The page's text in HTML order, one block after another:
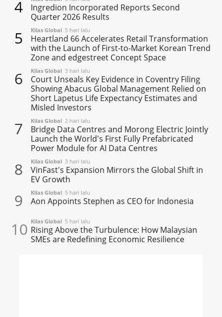
4
Ingredion Incorporated Reports Second
Quarter 2026 Results
5 Kilas Global 5 hari lalu
Heartland 66 Accelerates Retail Transformation
with the Launch of First-to-Market Korean Trend
Zone and edgestreet Concept Space
6 Kilas Global 3 hari lalu
Court Unseals Key Evidence in Coventry Filing
Showing Abacus Global Management Relied on
Short Lapetus Life Expectancy Estimates and
Misled Investors
7 Kilas Global 2 hari lalu
Bridge Data Centres and Morong Electric Jointly
Launch the World's First Fully Prefabricated
Power Module for AI Data Centres
8 Kilas Global 3 hari lalu
VinFast's Expansion Mirrors the Global Shift in
EV Growth
9 Kilas Global 5 hari lalu
Aon Appoints Stephen as CEO for Indonesia
10 Kilas Global 5 hari lalu
Rising Above the Turbulence: How Malaysian
SMEs are Redefining Economic Resilience